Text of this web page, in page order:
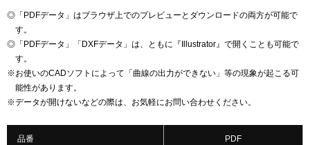
◎ 「PDFデータ」はブラウザ上でのプレビューとダウンロードの両方が可能で
す。
◎ 「PDFデータ」「DXFデータ」は、ともに『Illustrator』で開くことも可能で
す。
※お使いのCADソフトによって「曲線の出力ができない」等の現象が起こる可
能性があります。
※データが開けないなどの際は、お気軽にお問い合わせください。
品番 PDF